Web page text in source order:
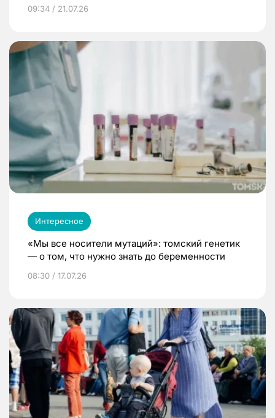
09:34 / 21.07.26
Интересное
«Мы все носители мутаций»: томский генетик
— о том, что нужно знать до беременности
08:30 / 17.07.26